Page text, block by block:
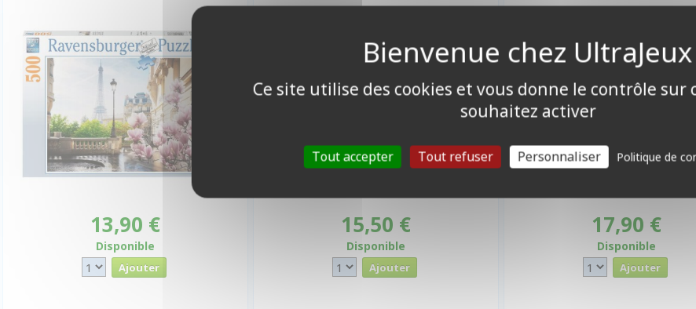
13,90 €
Disponible
15,50 €
Disponible
17,90 €
Disponible
Ce site utilise des cookies et vous donne le contrôle sur
souhaitez activer
Tout accepter Tout refuser Personnaliser Politique de